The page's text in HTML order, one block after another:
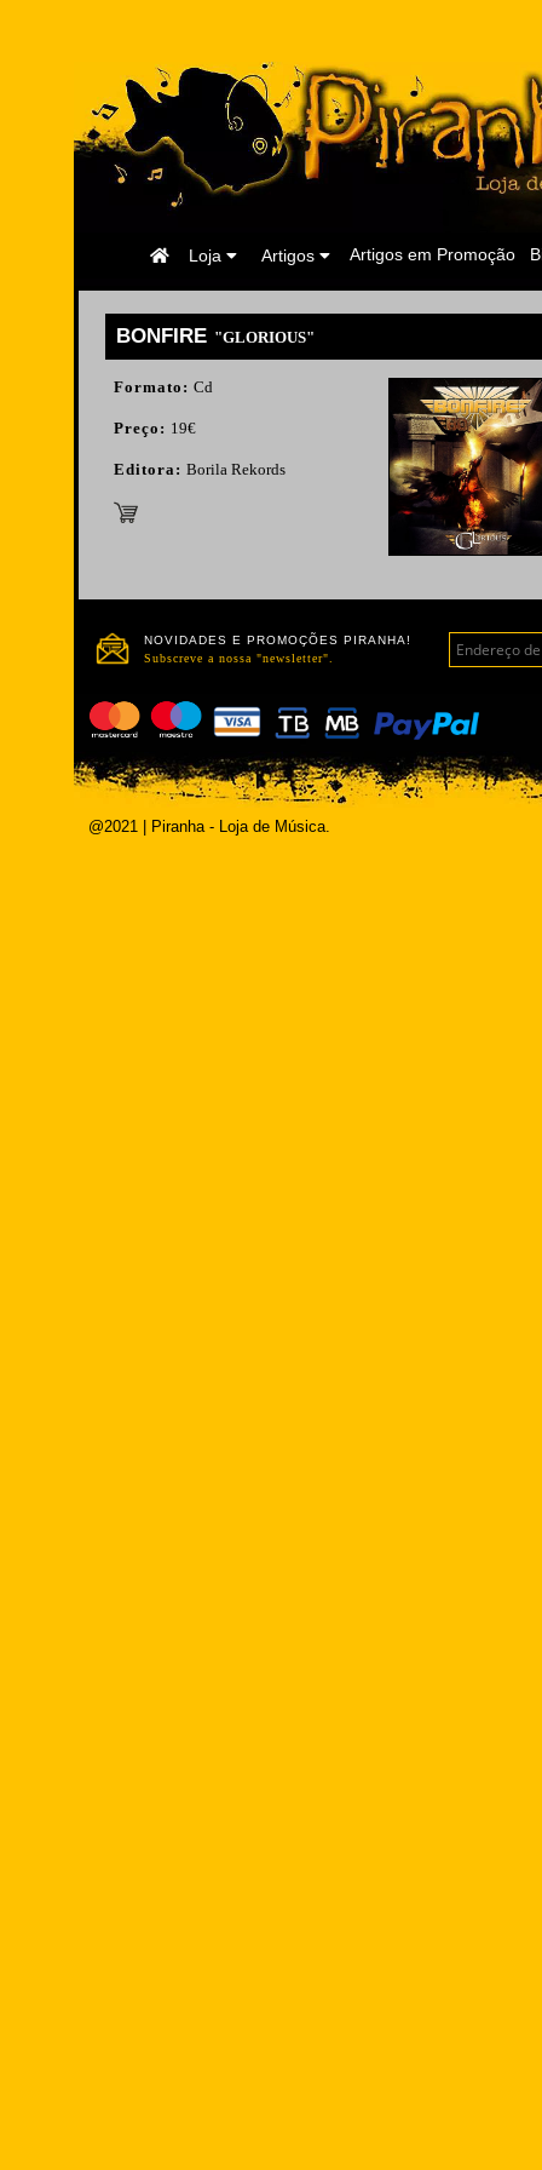
Artigos em Promoção
Artigos
Loja
Página
BONFIRE "GLORIOUS"
Formato: Cd
Preço: 19€
Editora: Borila Rekords
NOVIDADES E PROMOÇÕES PIRANHA!
Subscreve a nossa "newsletter".
@2021 | Piranha - Loja de Música.